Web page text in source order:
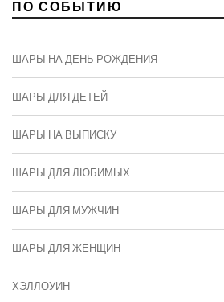
ПО СОБЫТИЮ
ШАРЫ НА ДЕНЬ РОЖДЕНИЯ
ШАРЫ ДЛЯ ДЕТЕЙ
ШАРЫ НА ВЫПИСКУ
ШАРЫ ДЛЯ ЛЮБИМЫХ
ШАРЫ ДЛЯ МУЖЧИН
ШАРЫ ДЛЯ ЖЕНЩИН
ХЭЛЛОУИН